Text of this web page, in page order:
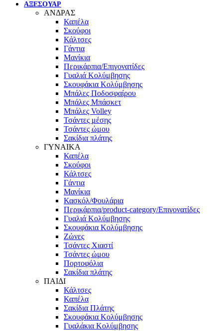
ΑΞΕΣΟΥΑΡ
ΑΝΔΡΑΣ
Καπέλα
Σκούφοι
Κάλτσες
Γάντια
Μανίκια
Περικάρπια/Επιγονατίδες
Γυαλιά Κολύμβησης
Σκουφάκια Κολύμβησης
Μπάλες Ποδοσφαίρου
Μπάλες Μπάσκετ
Μπάλες Volley
Τσάντες μέσης
Τσάντες ώμου
Σακίδια πλάτης
ΓΥΝΑΙΚΑ
Καπέλα
Σκούφοι
Κάλτσες
Γάντια
Μανίκια
Κασκόλ/Φουλάρια
Περικάρπια/product-category/Επιγονατίδες
Γυαλιά Κολύμβησης
Σκουφάκια Κολύμβησης
Ζώνες
Τσάντες Χιαστί
Τσάντες ώμου
Πορτοφόλια
Σακίδια πλάτης
ΠΑΙΔΙ
Κάλτσες
Καπέλα
Σακίδια Πλάτης
Σκουφάκια Κολύμβησης
Γυαλάκια Κολύμβησης